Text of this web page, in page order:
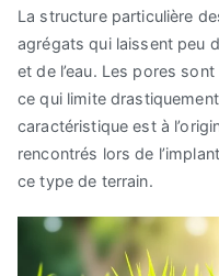
La structure particulière
agrégats qui laissent peu
et de l’eau. Les pores
ce qui limite
caractéristique est à
rencontrés lors de
ce type de terrain.